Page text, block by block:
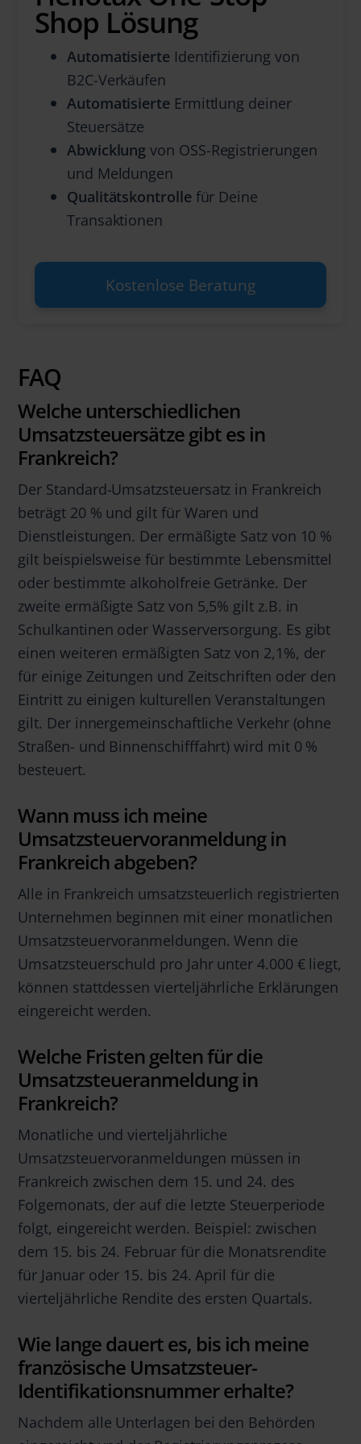
Shop Lösung
AutomatisierteIdentifizierung von
B2C-Verkäufen
AutomatisierteErmittlung deiner
Steuersätze
Abwicklung von OSS-Registrierungen
und Meldungen
Qualitätskontrollefür Deine
Transaktionen
Kostenlose Beratung
FAQ
Welche unterschiedlichen
Umsatzsteuersätze gibt es in
Frankreich?
Der Standard-Umsatzsteuersatz in Frankreich
beträgt 20 % und gilt für Waren und
Dienstleistungen. Der ermäßigte Satz von 10 %
gilt beispielsweise für bestimmte Lebensmittel
oder bestimmte alkoholfreie Getränke. Der
zweite ermäßigte Satz von 5,5% gilt z.B. in
Schulkantinen oder Wasserversorgung. Es gibt
einen weiteren ermäßigten Satz von 2,1%, der
für einige Zeitungen und Zeitschriften oder den
Eintritt zu einigen kulturellen Veranstaltungen
gilt. Der innergemeinschaftliche Verkehr (ohne
Straßen- und Binnenschifffahrt) wird mit 0 %
besteuert.
Wann muss ich meine
Umsatzsteuervoranmeldung in
Frankreich abgeben?
Alle in Frankreich umsatzsteuerlich registrierten
Unternehmen beginnen mit einer monatlichen
Umsatzsteuervoranmeldungen. Wenn die
Umsatzsteuerschuld pro Jahr unter 4.000 € liegt,
können stattdessen vierteljährliche Erklärungen
eingereicht werden.
Welche Fristen gelten für die
Umsatzsteueranmeldung in
Frankreich?
Monatliche und vierteljährliche
Umsatzsteuervoranmeldungen müssen in
Frankreich zwischen dem 15. und 24. des
Folgemonats, der auf die letzte Steuerperiode
folgt, eingereicht werden. Beispiel: zwischen
dem 15. bis 24. Februar für die Monatsrendite
für Januar oder 15. bis 24. April für die
vierteljährliche Rendite des ersten Quartals.
Wie lange dauert es, bis ich meine
französische Umsatzsteuer-
Identifikationsnummer erhalte?
Nachdem alle Unterlagen bei den Behörden